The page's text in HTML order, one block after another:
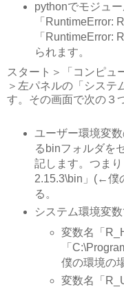
pythonでモジュー
「RuntimeError:
「RuntimeError:
られます。
スタート＞「コンピュ
＞左パネルの「システ
す。その画面で次の３
ユーザー環境変
るbinフォルダを
記します。つま
2.15.3\bin」(←僕
る。
システム環境変
変数名「
「
僕の環境の
変数名「